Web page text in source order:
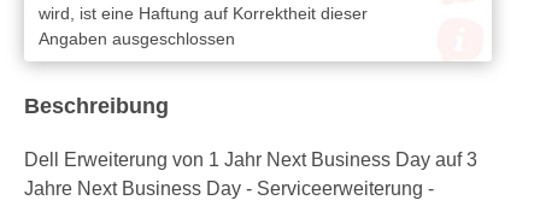
wird, ist eine Haftung auf Korrektheit dieser
Angaben ausgeschlossen
Beschreibung
Dell Erweiterung von 1 Jahr Next Business Day auf 3
Jahre Next Business Day - Serviceerweiterung -